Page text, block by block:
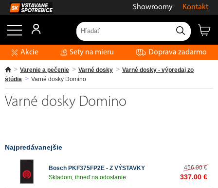
Showroomy Kontakt
Akcie Sety na mieru Doprava zadarmo
Varenie a pečenie Varné dosky
Varné dosky - výpredaj zo
štúdia
Varné dosky Domino
Varné dosky Domino
Najpredávanejšie
Bosch PKF375FP2E - Z VÝSTAVKY
Skladom, ihneď na odoslanie
456.00 €
337.00 €